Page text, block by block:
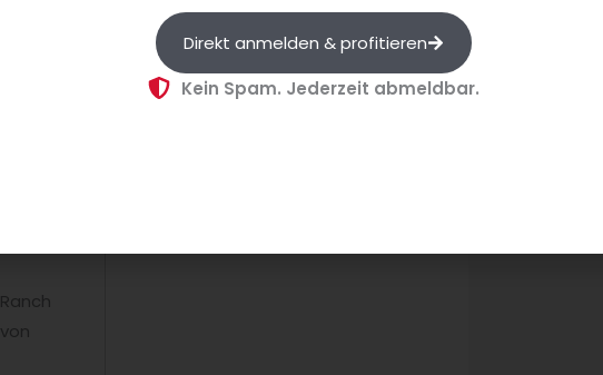
Stadtgebiet....
Direkt anmelden & profitieren
Kein Spam. Jederzeit abmeldbar.